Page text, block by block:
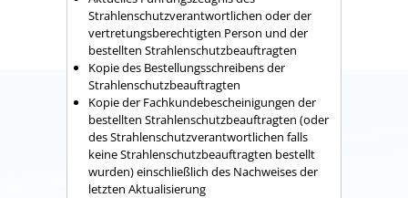
Strahlenschutzverantwortlichen oder der
vertretungsberechtigten Person und der
bestellten Strahlenschutzbeauftragten
Kopie des Bestellungsschreibens der
Strahlenschutzbeauftragten
Kopie der Fachkundebescheinigungen der
bestellten Strahlenschutzbeauftragten (oder
des Strahlenschutzverantwortlichen falls
keine Strahlenschutzbeauftragten bestellt
wurden) einschließlich des Nachweises der
letzten Aktualisierung